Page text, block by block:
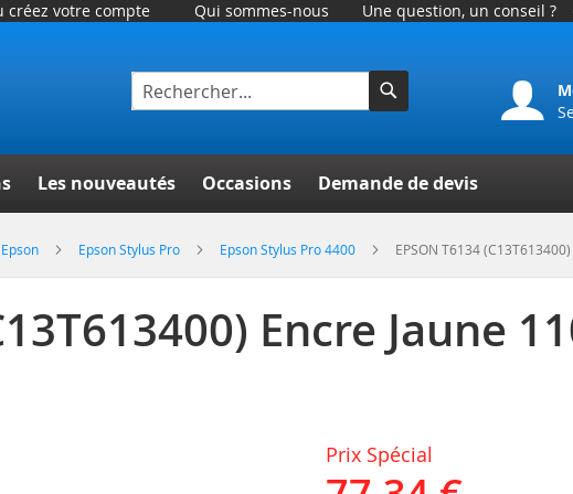
créez votre compte Qui sommes-nous Une question, un conseil ?
Les nouveautés Occasions Demande de devis
Epson Stylus Pro Epson Stylus Pro 4400 EPSON T6134
Encre Jaune
Prix Spécial